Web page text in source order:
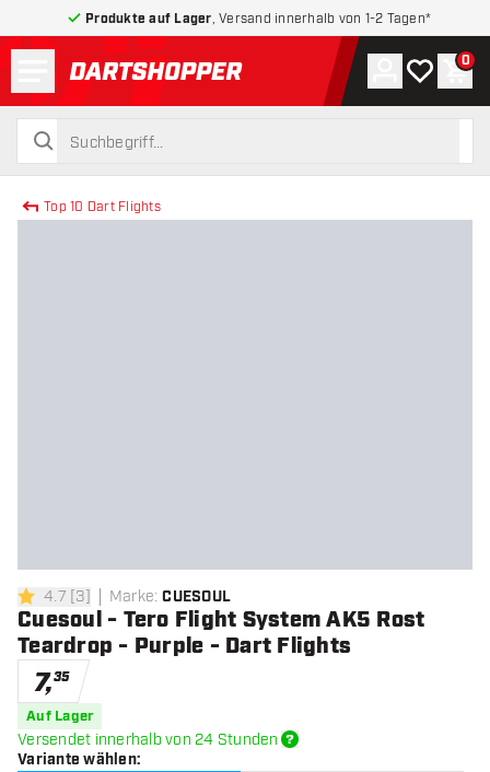
Produkte auf Lager , Versand innerhalb von 1-2 Tagen*
zurück zur Startseite
suchen
suchen
Konto
Meine 0
Top 10 Dart Flights
4.7 Bewertungssterne
4.7 [3] Marke: CUESOUL
Cuesoul - Tero Flight System AK5 Rost
Teardrop - Purple - Dart Flights
7,35
Auf Lager
Versendet innerhalb von 24 Stunden
Variante wählen: